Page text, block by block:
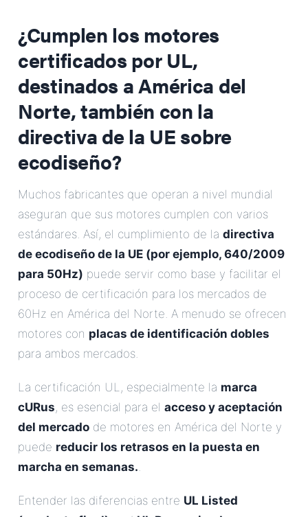
¿Cumplen los motores
certificados por UL,
destinados a América del
Norte, también con la
directiva de la UE sobre
ecodiseño?
Muchos fabricantes que operan a nivel mundial
aseguran que sus motores cumplen con varios
estándares. Así, el cumplimiento de la directiva
de ecodiseño de la UE (por ejemplo, 640/2009
para 50Hz) puede servir como base y facilitar el
proceso de certificación para los mercados de
60Hz en América del Norte. A menudo se ofrecen
motores con placas de identificación dobles
para ambos mercados.
La certificación UL, especialmente la marca
cURus, es esencial para el acceso y aceptación
del mercado de motores en América del Norte y
puede reducir los retrasos en la puesta en
marcha en semanas..
Entender las diferencias entre UL Listed